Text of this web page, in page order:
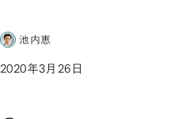
池内恵
2020年3月26日